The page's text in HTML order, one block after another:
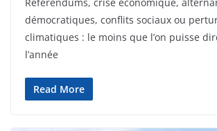
démocratiques, conflits sociaux ou
climatiques : le moins que l’on puisse
l’année
Read More